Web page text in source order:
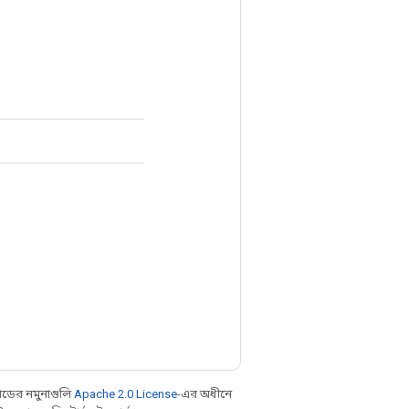
নমুনাগুলি Apache 2.0 License-এর অধীনে